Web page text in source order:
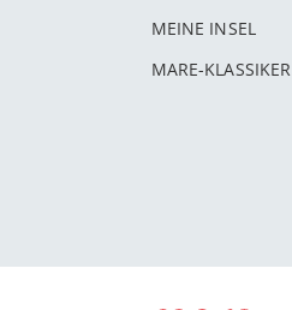
MEINE INSEL
MARE-KLASSIKER